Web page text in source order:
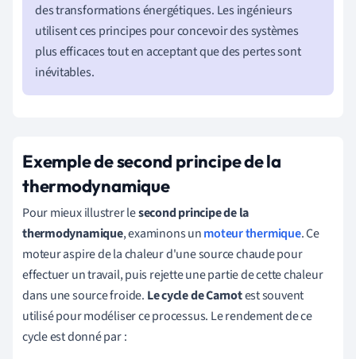
des transformations énergétiques. Les ingénieurs
utilisent ces principes pour concevoir des systèmes
plus efficaces tout en acceptant que des pertes sont
inévitables.
Exemple de second principe de la
thermodynamique
Pour mieux illustrer lesecond principe de la
thermodynamique, examinons unmoteur thermique. Ce
moteur aspire de la chaleur d'une source chaude pour
effectuer un travail, puis rejette une partie de cette chaleur
dans une source froide. Le cycle de Carnotest souvent
utilisé pour modéliser ce processus. Le rendement de ce
cycle est donné par :